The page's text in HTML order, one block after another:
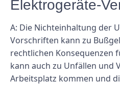
Elektrogeräte-
A: Die Nichteinhaltung der
Vorschriften kann zu
rechtlichen Konsequenzen
kann auch zu Unfällen und
Arbeitsplatz kommen und